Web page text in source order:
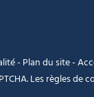
- Plan du site-
Lesrègles de